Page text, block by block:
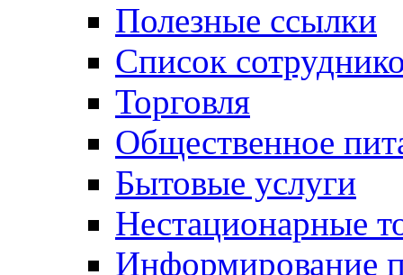
Полезные ссылки
Список
Торговля
Общественное
Бытовые услуги
Нестационарные
Информирование